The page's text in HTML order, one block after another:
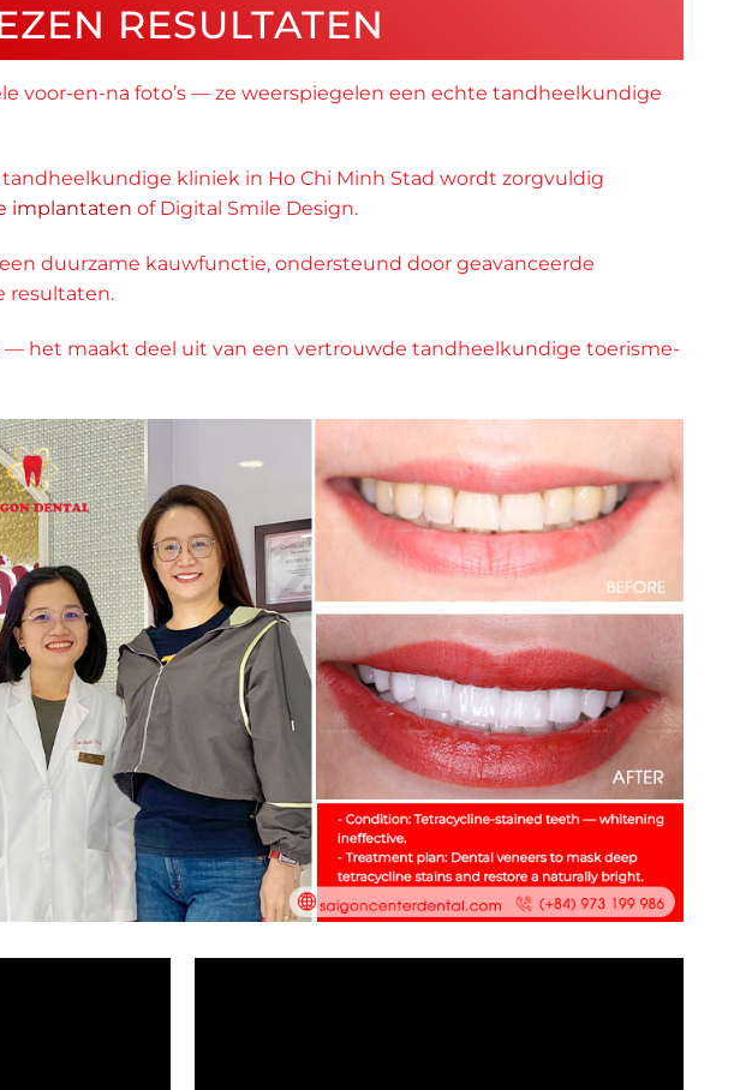
RESULTATEN
voor-en-na foto’s — ze weerspiegelen een echte tandheelkundige
kliniek in Ho Chi Minh Stad wordt zorgvuldig
implantaten of Digital Smile Design.
duurzame kauwfunctie, ondersteund door geavanceerde
resultaten.
het maakt deel uit van een vertrouwde tandheelkundige toerisme-